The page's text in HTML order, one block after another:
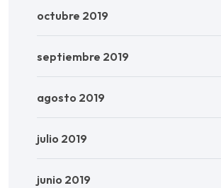
octubre 2019
septiembre 2019
agosto 2019
julio 2019
junio 2019